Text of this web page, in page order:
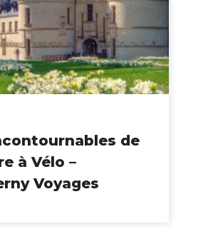
de
à Vélo –
Voyages